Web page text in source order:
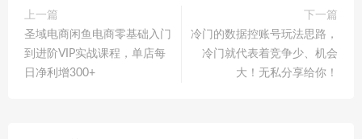
上一篇
圣域电商闲鱼电商零基础入门
到进阶VIP实战课程，单店每
日净利增300+
下一篇
冷门的数据控账号玩法思路，
冷门就代表着竞争少、机会
大！无私分享给你！